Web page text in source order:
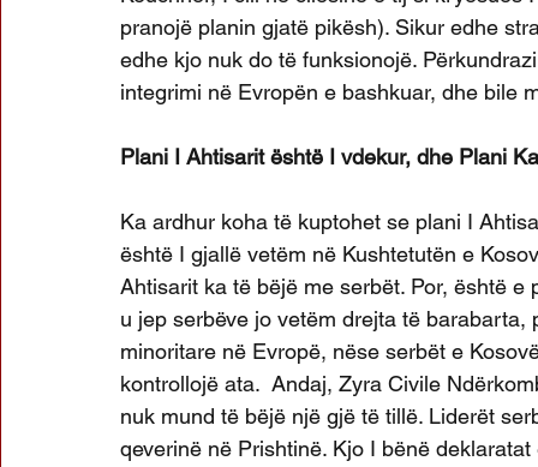
pranojë planin gjatë pikësh). Sikur edhe
edhe kjo nuk do të funksionojë.
integrimi në Evropën e bashkuar, dhe bile
Plani I Ahtisarit është I vdekur, dhe Plani
Ka ardhur koha të kuptohet se plani I
është I gjallë vetëm në Kushtetutën e
Ahtisarit ka të bëjë me serbët. Por, është
u jep serbëve jo vetëm drejta të
minoritare në Evropë, nëse serbët e
kontrollojë ata.  Andaj, Zyra Civile
nuk mund të bëjë një gjë të tillë. Liderët
qeverinë në Prishtinë. Kjo I bënë